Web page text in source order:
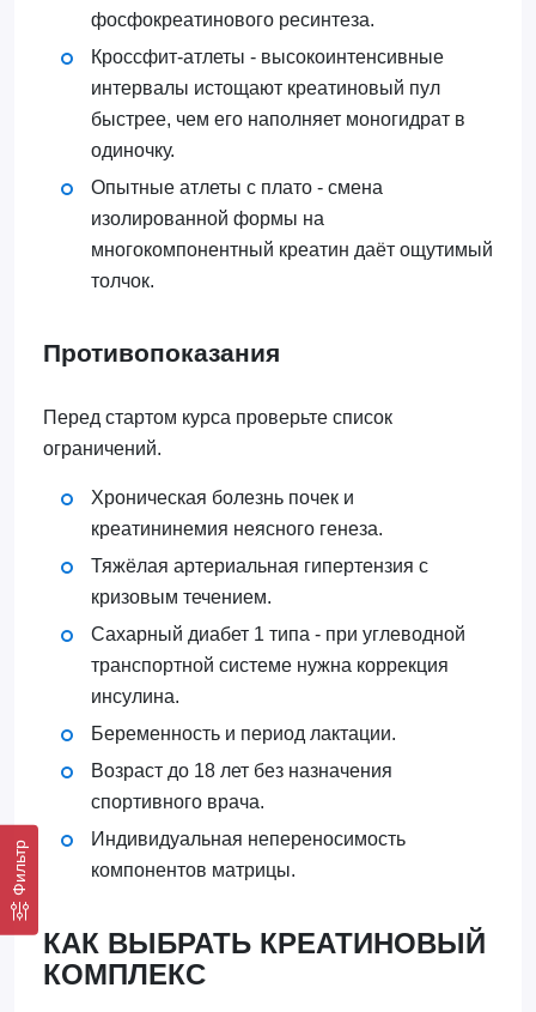
Фильтр
фосфокреатинового ресинтеза.
Кроссфит-атлеты - высокоинтенсивные
интервалы истощают креатиновый пул
быстрее, чем его наполняет моногидрат в
одиночку.
Опытные атлеты с плато - смена
изолированной формы на
многокомпонентный креатин даёт ощутимый
толчок.
Противопоказания
Перед стартом курса проверьте список
ограничений.
Хроническая болезнь почек и
креатининемия неясного генеза.
Тяжёлая артериальная гипертензия с
кризовым течением.
Сахарный диабет 1 типа - при углеводной
транспортной системе нужна коррекция
инсулина.
Беременность и период лактации.
Возраст до 18 лет без назначения
спортивного врача.
Индивидуальная непереносимость
компонентов матрицы.
КАК ВЫБРАТЬ КРЕАТИНОВЫЙ
КОМПЛЕКС